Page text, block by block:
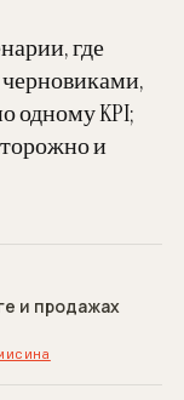
где
одному KPI;
и
и продажах